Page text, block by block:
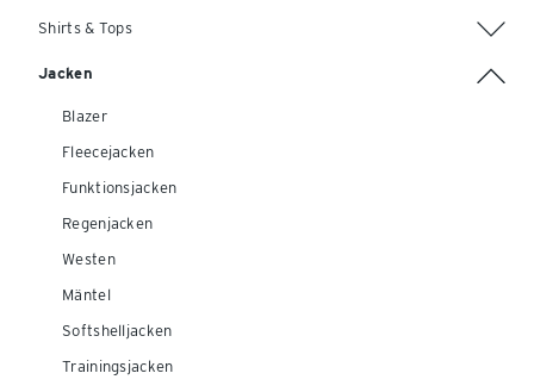
Shirts & Tops
Jacken
Blazer
Fleecejacken
Funktionsjacken
Regenjacken
Westen
Mäntel
Softshelljacken
Trainingsjacken